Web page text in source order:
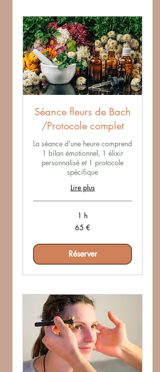
Séance fleurs de Bach
/Protocole complet
La séance d'une heure comprend
1 bilan émotionnel, 1 élixir
personnalisé et 1 protocole
spécifique
Lire plus
1 h
65 €
Réserver